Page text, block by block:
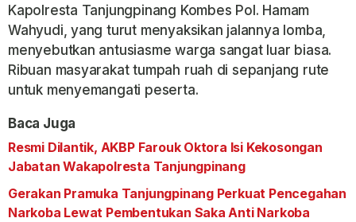
Kapolresta Tanjungpinang Kombes Pol. Hamam
Wahyudi, yang turut menyaksikan jalannya lomba,
menyebutkan antusiasme warga sangat luar biasa.
Ribuan masyarakat tumpah ruah di sepanjang rute
untuk menyemangati peserta.
Baca Juga
Resmi Dilantik, AKBP Farouk Oktora Isi Kekosongan
Jabatan Wakapolresta Tanjungpinang
Gerakan Pramuka Tanjungpinang Perkuat Pencegahan
Narkoba Lewat Pembentukan Saka Anti Narkoba